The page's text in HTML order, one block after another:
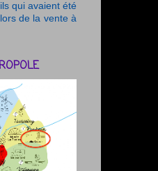
qui avaient été
de la vente à